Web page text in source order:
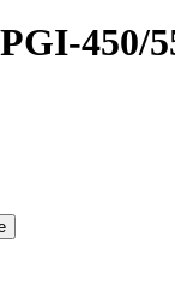
450/